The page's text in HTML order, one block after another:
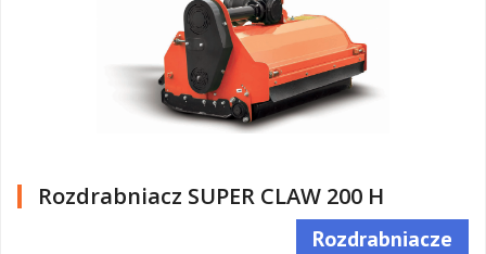
Rozdrabniacz SUPER CLAW 200 H
Rozdrabniacze